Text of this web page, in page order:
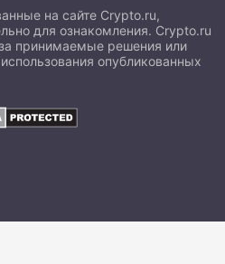
на сайте Crypto.ru,
для ознакомления. Crypto.ru
за принимаемые решения или
опубликованных